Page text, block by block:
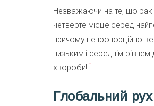
Незважаючи на те, що рак
четверте місце серед
причому непропорційно
низьким і середнім
хвороби! 1
Глобальний